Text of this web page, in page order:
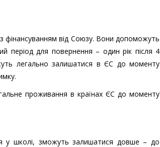
фінансуванням від Союзу. Вони допоможуть
період для повернення – один рік після 4
легально залишатися в ЄС до моменту
проживання в країнах ЄС до моменту
у школі, зможуть залишатися довше – до